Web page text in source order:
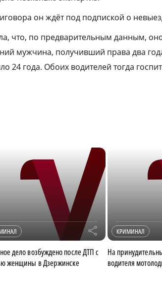
он ждёт под подпиской о
что, по предварительным данным,
мужчина, получивший права два
года. Обоих водителей тогда
r
дело возбуждено после ДТП с
женщины в Дзержинске
КРИМИНАЛ
На
водителя